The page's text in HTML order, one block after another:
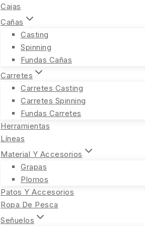
Cajas
Cañas
Casting
Spinning
Fundas Cañas
Carretes
Carretes Casting
Carretes Spinning
Fundas Carretes
Herramientas
Líneas
Material Y Accesorios
Grapas
Plomos
Patos Y Accesorios
Ropa De Pesca
Señuelos